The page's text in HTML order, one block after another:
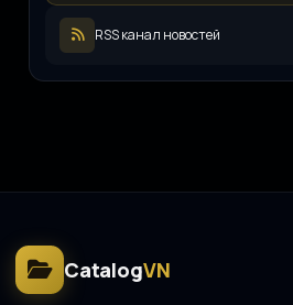
Р
Русский инженерный клуб
RSS канал новостей
CatalogVN